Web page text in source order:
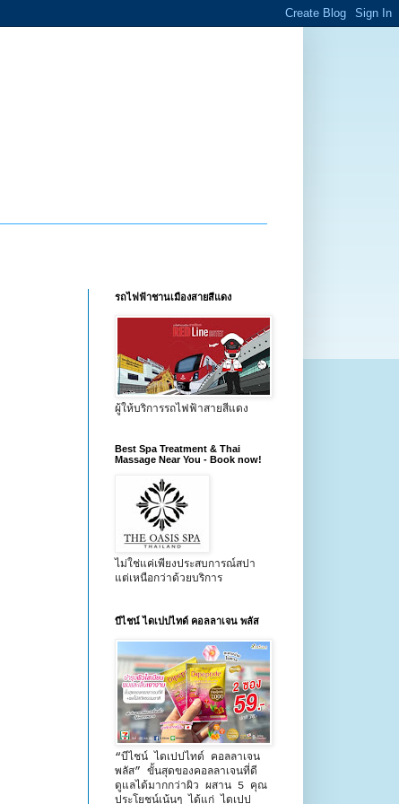
รถไฟฟ้าชานเมืองสายสีแดง
ผู้ให้บริการรถไฟฟ้าสายสีแดง
Best Spa Treatment & Thai
Massage Near You - Book now!
ไม่ใช่แค่เพียงประสบการณ์สปา
แต่เหนือกว่าด้วยบริการ
บีไชน์ ไดเปปไทด์ คอลลาเจน พลัส
“บีไชน์ ไดเปปไทด์ คอลลาเจน
พลัส” ขั้นสุดของคอลลาเจนที่ดี
ดูแลได้มากกว่าผิว ผสาน 5 คุณ
ประโยชน์เน้นๆ ได้แก่ ไดเปป